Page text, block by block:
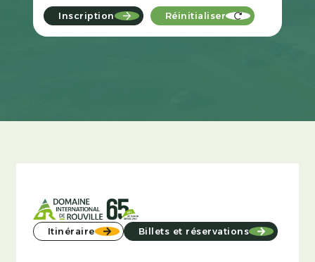
Inscription Réinitialiser
Itinéraire Billets et réservations